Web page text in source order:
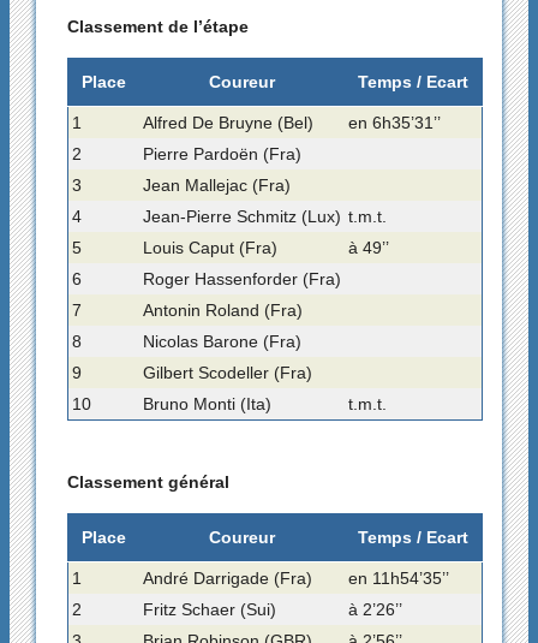
Classement de l’étape
Place Coureur Temps / Ecart
1 Alfred De Bruyne (Bel)
en 6h35’31’’
2
Pierre Pardoën (Fra)
3
Jean Mallejac (Fra)
4
Jean-Pierre Schmitz (Lux) t.m.t.
5
Louis Caput (Fra)
à 49’’
6
Roger Hassenforder (Fra)
7
Antonin Roland (Fra)
8
Nicolas Barone (Fra)
9
Gilbert Scodeller (Fra)
10
Bruno Monti (Ita) t.m.t.
Classement général
Place Coureur Temps / Ecart
1 André Darrigade (Fra)
en 11h54’35’’
2
Fritz Schaer (Sui)
à 2’26’’